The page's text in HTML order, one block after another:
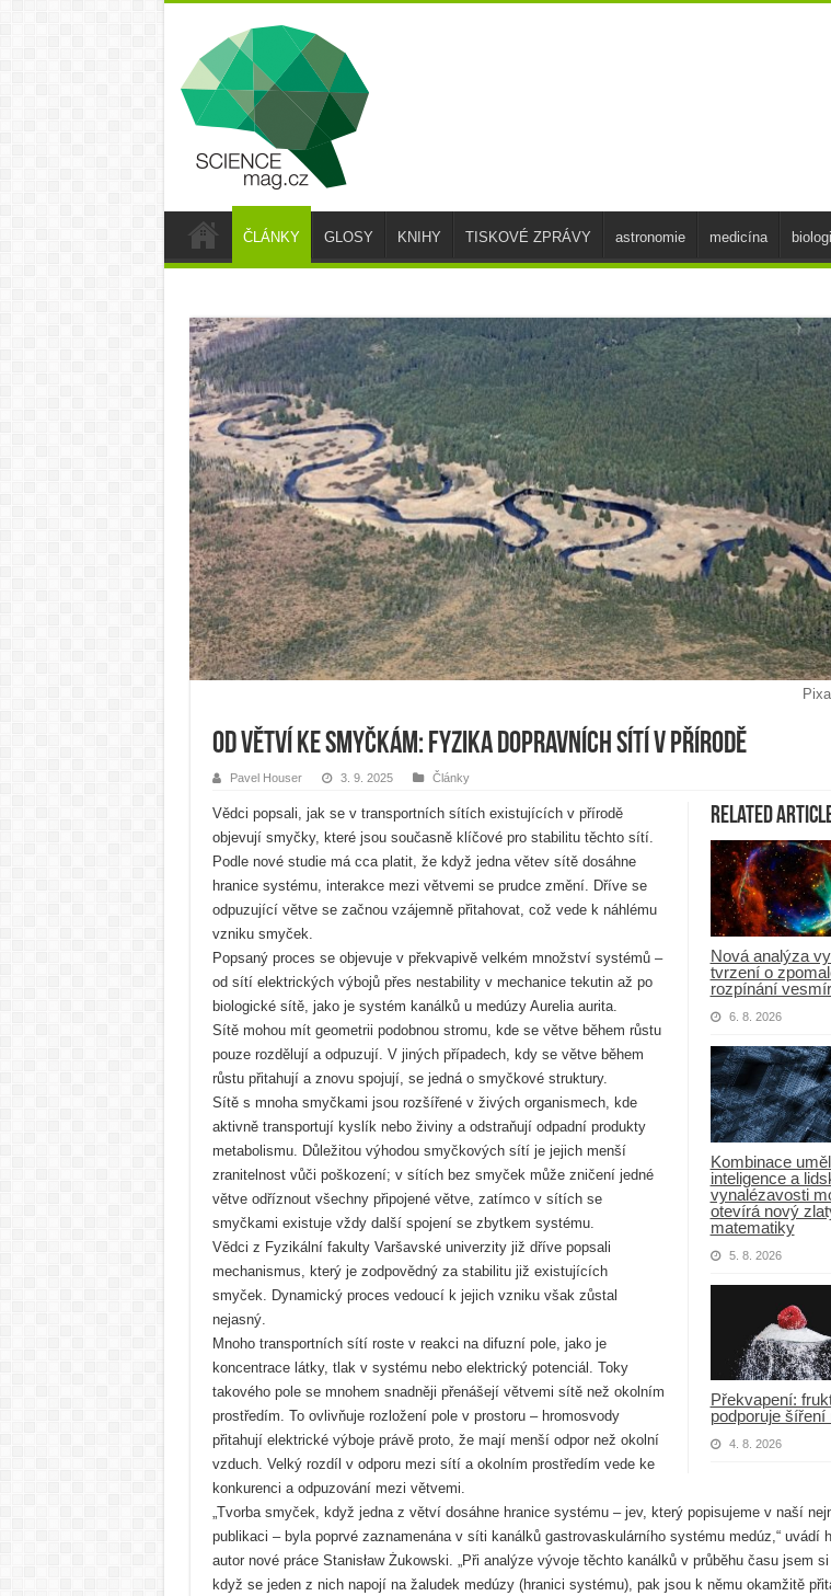
ČLÁNKY GLOSY KNIHY TISKOVÉ ZPRÁVY astronomie medicína
Od větví ke smyčkám: Fyzika dopravních sítí v přírodě
Pavel Houser 3. 9. 2025 Články
Related
Nová analýza
tvrzení o
rozpínání
6. 8. 2026
Kombinace
inteligence a
vynalézavosti
otevírá nový
matematiky
5. 8. 2026
Překvapení:
podporuje šíření
4. 8. 2026
Vědci popsali, jak se v transportních sítích existujících v přírodě
objevují smyčky, které jsou současně klíčové pro stabilitu těchto sítí.
Podle nové studie má cca platit, že když jedna větev sítě dosáhne
hranice systému, interakce mezi větvemi se prudce změní. Dříve se
odpuzující větve se začnou vzájemně přitahovat, což vede k náhlému
vzniku smyček.
Popsaný proces se objevuje v překvapivě velkém množství systémů –
od sítí elektrických výbojů přes nestability v mechanice tekutin až po
biologické sítě, jako je systém kanálků u medúzy Aurelia aurita.
Sítě mohou mít geometrii podobnou stromu, kde se větve během růstu
pouze rozdělují a odpuzují. V jiných případech, kdy se větve během
růstu přitahují a znovu spojují, se jedná o smyčkové struktury.
Sítě s mnoha smyčkami jsou rozšířené v živých organismech, kde
aktivně transportují kyslík nebo živiny a odstraňují odpadní produkty
metabolismu. Důležitou výhodou smyčkových sítí je jejich menší
zranitelnost vůči poškození; v sítích bez smyček může zničení jedné
větve odříznout všechny připojené větve, zatímco v sítích se
smyčkami existuje vždy další spojení se zbytkem systému.
Vědci z Fyzikální fakulty Varšavské univerzity již dříve popsali
mechanismus, který je zodpovědný za stabilitu již existujících
smyček. Dynamický proces vedoucí k jejich vzniku však zůstal
nejasný.
Mnoho transportních sítí roste v reakci na difuzní pole, jako je
koncentrace látky, tlak v systému nebo elektrický potenciál. Toky
takového pole se mnohem snadněji přenášejí větvemi sítě než okolním
prostředím. To ovlivňuje rozložení pole v prostoru – hromosvody
přitahují elektrické výboje právě proto, že mají menší odpor než okolní
vzduch. Velký rozdíl v odporu mezi sítí a okolním prostředím vede ke
konkurenci a odpuzování mezi větvemi.
„Tvorba smyček, když jedna z větví dosáhne hranice systému – jev, který popisujeme v naší
publikaci – byla poprvé zaznamenána v síti kanálků gastrovaskulárního systému medúz,“ uvádí
autor nové práce Stanisław Żukowski. „Při analýze vývoje těchto kanálků v průběhu času jsem
když se jeden z nich napojí na žaludek medúzy (hranici systému), pak jsou k němu okamžitě